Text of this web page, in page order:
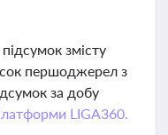
змісту
першоджерел з
за добу
LIGA360.